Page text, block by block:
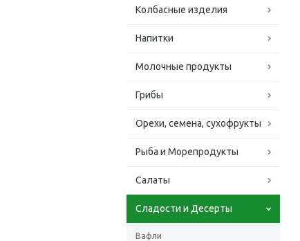
Колбасные изделия
Напитки
Молочные продукты
Грибы
Орехи, семена, сухофрукты
Рыба и Морепродукты
Салаты
Сладости и Десерты
Вафли